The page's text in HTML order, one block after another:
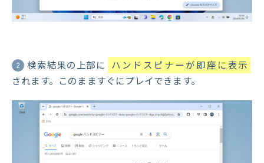
2 検索結果の上部に ハンドスピナーが即座に表示
されます。このまますぐにプレイできます。